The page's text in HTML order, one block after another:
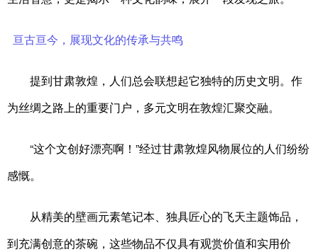
亘古亘今，展现文化的传承与共鸣
提到甘肃敦煌，人们总会联想起它独特的历史文明。作
为丝绸之路上的重要门户，多元文明在敦煌汇聚交融。
“这个文创好漂亮啊！”经过甘肃敦煌风物展位的人们纷纷
感慨。
从精美的壁画元素笔记本、独具匠心的飞天主题饰品，
到充满创意的茶碗，这些物品不仅具有观赏价值和实用价